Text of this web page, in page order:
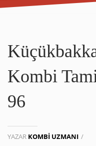
Kombi
96
YAZAR KOMBI UZMANI /